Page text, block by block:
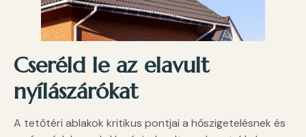
Cseréld le az elavult
nyílászárókat
A tetőtéri ablakok kritikus pontjai a hőszigetelésnek és